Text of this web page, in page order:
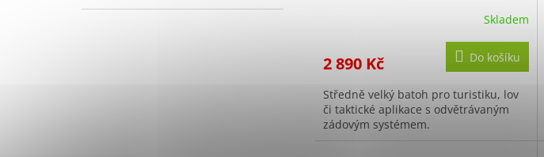
Skladem
2 890 Kč Do košíku
Středně velký batoh pro turistiku, lov
či taktické aplikace s odvětrávaným
zádovým systémem.